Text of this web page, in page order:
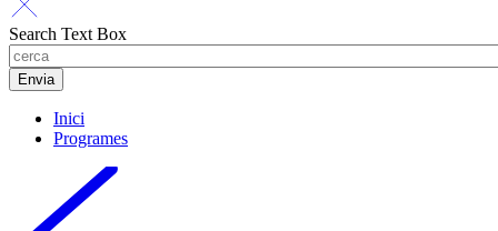
Search Text Box
Inici
Programes